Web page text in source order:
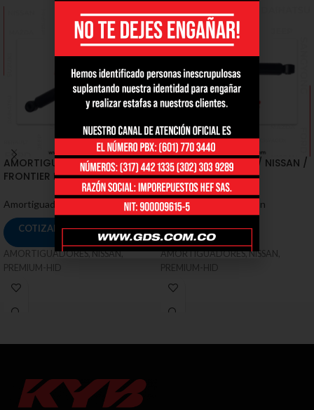
AMORTIGUADORES / NISSAN /
FRONTIER D22 2WD, 4WD
Amortiguadores
COTIZAR
AMORTIGUADORES, NISSAN,
PREMIUM-HID
AMORTIGUADORES / NISSAN /
FRONTIER D22 4WD
Amortiguadores Nissan
COTIZAR
AMORTIGUADORES, NISSAN,
PREMIUM-HID